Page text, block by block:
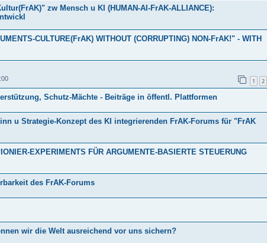
zw Mensch u KI (HUMAN-AI-FrAK-ALLIANCE):
CULTURE(FrAK) WITHOUT (CORRUPTING) NON-FrAK!" - WITH
1 2
Schutz-Mächte - Beiträge in öffentl. Plattformen
u Strategie-Konzept des KI integrierenden FrAK-Forums für "FrAK
EXPERIMENTS FÜR ARGUMENTE-BASIERTE STEUERUNG
des FrAK-Forums
wir die Welt ausreichend vor uns sichern?